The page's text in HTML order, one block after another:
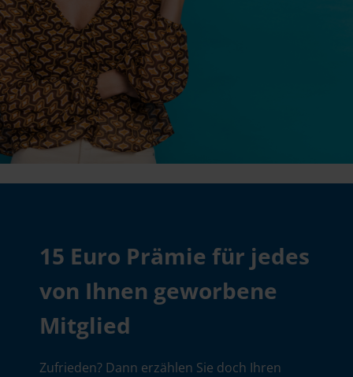
15 Euro Prämie für jedes
von Ihnen geworbene
Mitglied
Zufrieden? Dann erzählen Sie doch Ihren